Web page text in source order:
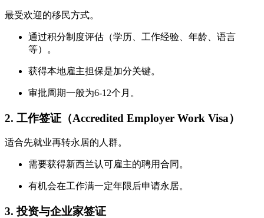
最受欢迎的移民方式。
通过积分制度评估（学历、工作经验、年龄、语言
等）。
获得本地雇主担保是加分关键。
审批周期一般为6-12个月。
2. 工作签证（Accredited Employer Work Visa）
适合先就业再转永居的人群。
需要获得新西兰认可雇主的聘用合同。
有机会在工作满一定年限后申请永居。
3. 投资与企业家签证